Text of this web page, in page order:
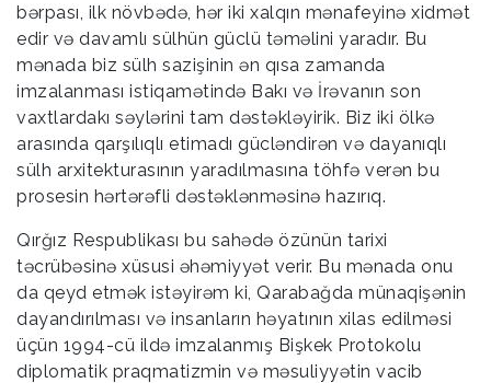
bərpası, ilk növbədə, hər iki xalqın mənafeyinə xidmət
edir və davamlı sülhün güclü təməlini yaradır. Bu
mənada biz sülh sazişinin ən qısa zamanda
imzalanması istiqamətində Bakı və İrəvanın son
vaxtlardakı səylərini tam dəstəkləyirik. Biz iki ölkə
arasında qarşılıqlı etimadı gücləndirən və dayanıqlı
sülh arxitekturasının yaradılmasına töhfə verən bu
prosesin hərtərəfli dəstəklənməsinə hazırıq.
Qırğız Respublikası bu sahədə özünün tarixi
təcrübəsinə xüsusi əhəmiyyət verir. Bu mənada onu
da qeyd etmək istəyirəm ki, Qarabağda münaqişənin
dayandırılması və insanların həyatının xilas edilməsi
üçün 1994-cü ildə imzalanmış Bişkek Protokolu
diplomatik praqmatizmin və məsuliyyətin vacib